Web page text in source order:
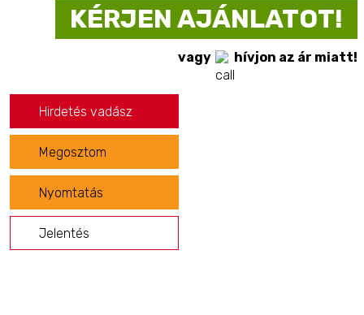
KÉRJEN AJÁNLATOT!
vagy hívjon az ár miatt!
Hirdetés vadász
Megosztom
Nyomtatás
Jelentés